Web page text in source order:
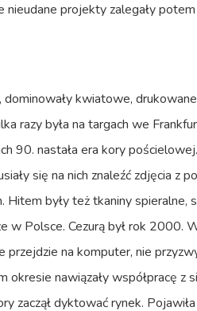
nieudane projekty zalegały
kwiatowe,
razy była na targach we
90. nastała era kory
się na nich znaleźć zdjęcia z
były też tkaniny
w Polsce. Cezurą był rok 2000.
na komputer, nie
nawiązały współpracę z
zaczął dyktować rynek.